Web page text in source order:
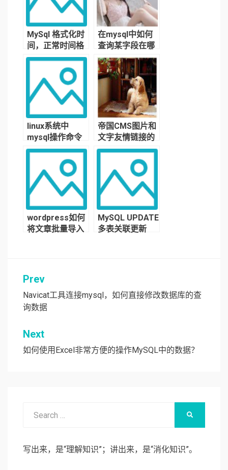
MySql 格式化时
间，正常时间格
式与unix时间戳
的互相转换
在mysql中如何
查询某字段在哪
个表中？
linux系统中
mysql操作命令
大全
帝国CMS图片和
文字友情链接的
调用方法教程及
wordpress如何
将文章批量导入
MySQL UPDATE
多表关联更新
文
章
导
航
Prev
Navicat工具连接mysql，如何直接修改数据库的查
询数据
Next
如何使用Excel非常方便的操作MySQL中的数据？
写出来，是“理解知识”；讲出来，是“消化知识”。